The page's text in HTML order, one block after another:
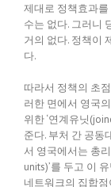
제대로 정책효과
수는 없다. 그러니
거의 없다. 정책이
다.
따라서 정책의 초
러한 면에서 영국
위한 ‘연계유닛
준다. 부처 간 공동
서 영국에서는 총
units)’를 두고 이
네트워크의 집합